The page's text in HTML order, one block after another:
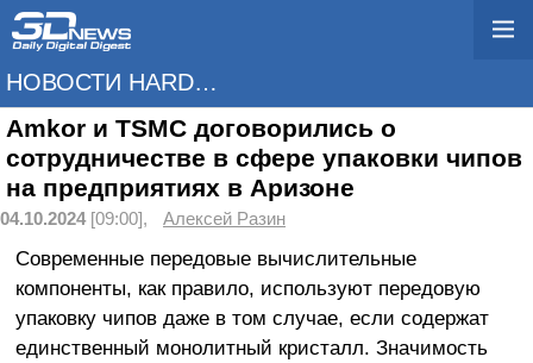
НОВОСТИ HARDWARE
Amkor и TSMC договорились о
сотрудничестве в сфере упаковки чипов
на предприятиях в Аризоне
04.10.2024[09:00], Алексей Разин
Современные передовые вычислительные
компоненты, как правило, используют передовую
упаковку чипов даже в том случае, если содержат
единственный монолитный кристалл. Значимость